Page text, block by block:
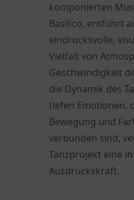
komponierten
Basilico, entführt
eindrucksvolle,
Vielfalt von
Geschwindigkeit
die Dynamik des
tiefen Emotionen,
Bewegung und
verbunden sind,
Tanzprojekt eine
Ausdruckskraft.